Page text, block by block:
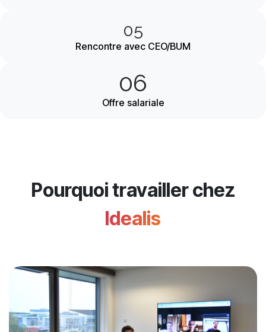
05
Rencontre avec CEO/BUM
06
Offre salariale
Pourquoi travailler chez
Idealis